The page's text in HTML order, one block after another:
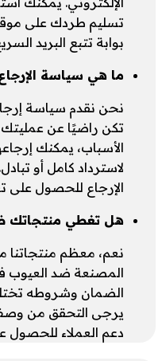
تسليم طردك على
بوابة تتبع البريد
ما هي سياسة
نحن نقدم سياسة
تكن راضيًا عن
لاسترداد كامل أو
الإرجاع للحصول على
هل تغطي منتجاتك
نعم، معظم
المصنعة ضد العيوب
الضمان وشروطه
يرجى التحقق من وصف
دعم العملاء للحصول